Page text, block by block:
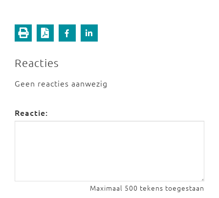
Reacties
Geen reacties aanwezig
Reactie:
Maximaal 500 tekens toegestaan